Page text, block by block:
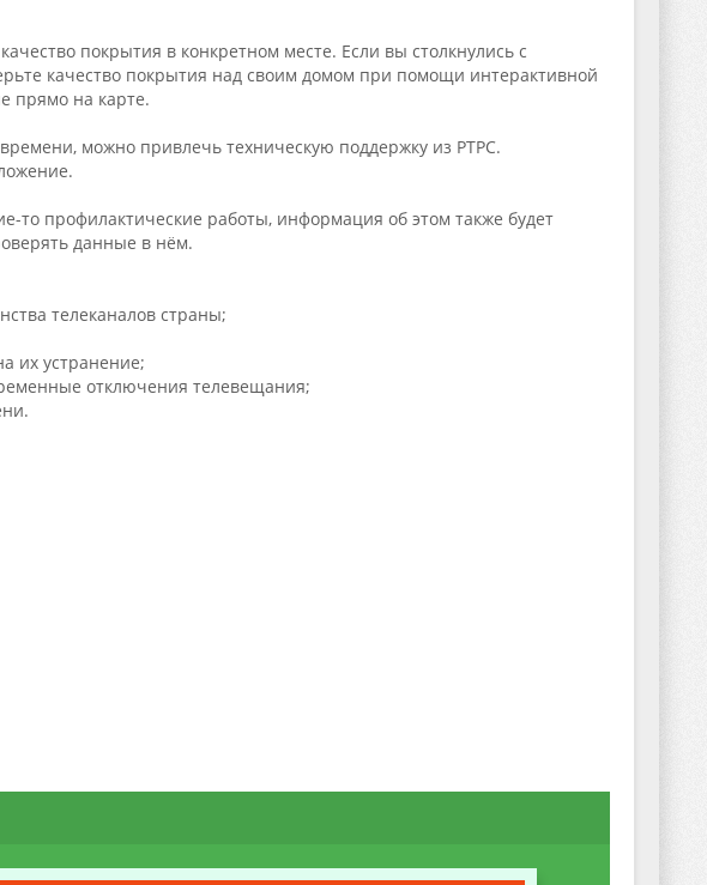
покрытия в конкретном месте. Если вы столкнулись с
качество покрытия над своим домом при помощи интерактивной
прямо на карте.
можно привлечь техническую поддержку из РТРС.
то профилактические работы, информация об этом также будет
данные в нём.
телеканалов страны;
их устранение;
отключения телевещания;